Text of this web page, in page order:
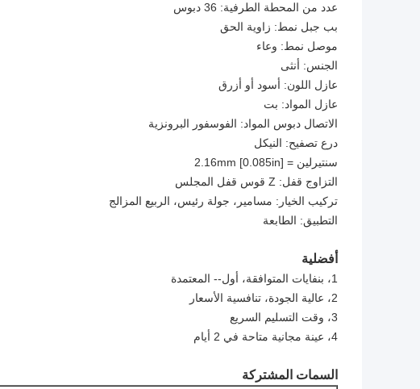
عدد من المحطة الطرفية: 36 دبوس
بب جبل نمط: زاوية الحق
موصل نمط: وعاء
الجنس: أنثى
عازل اللون: أسود أو أزرق
عازل المواد: بت
الاتصال دبوس المواد: الفوسفور البرونزية
درع تصفيح: النيكل
سنتيرلين = 2.16mm [0.085in]
التزاوج قفل: Z قوس قفل المجلس
تركيب الخيار: مسامير، جولة رئيس، الربيع المزالج
التطبيق: الطابعة
أفضلية
1، بنفايات المتوافقة، أول-- المعتمدة
2، عالية الجودة، تنافسية الأسعار
3، وقت التسليم السريع
4، عينة مجانية متاحة في 2 أيام
السمات المشتركة